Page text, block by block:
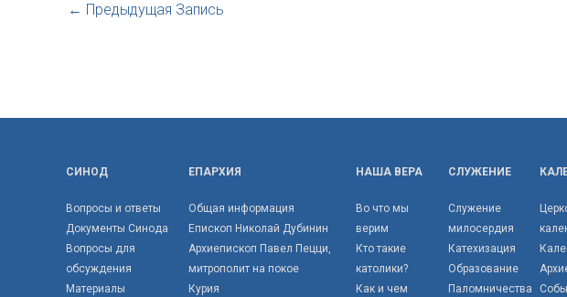
← Предыдущая Запись
СИНОД
Вопросы и ответы
Документы Синода
Вопросы для
обсуждения
Материалы
ЕПАРХИЯ
Общая информация
Епископ Николай Дубинин
Архиепископ Павел Пецци,
митрополит на покое
Курия
НАША ВЕРА
Во что мы
верим
Кто такие
католики?
Как и чем
СЛУЖЕНИЕ
Служение
милосердия
Катехизация
Образование
Паломничества